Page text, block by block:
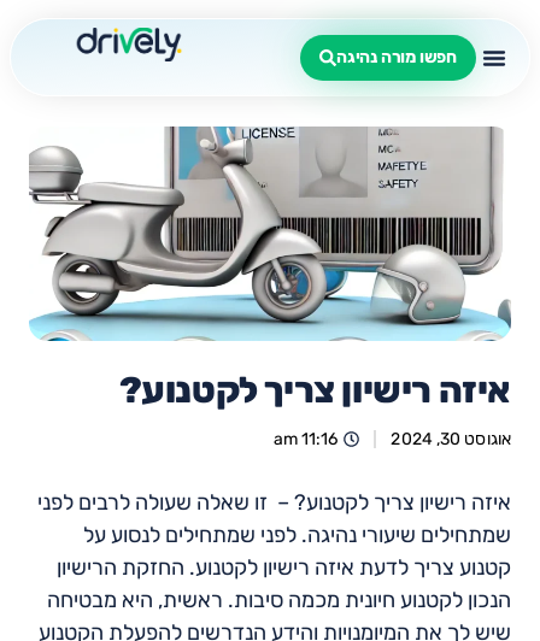
חפשו מורה נהיגה
איזה רישיון צריך לקטנוע?
אוגוסט 30, 2024 11:16 am
איזה רישיון צריך לקטנוע? – זו שאלה שעולה לרבים לפני
שמתחילים שיעורי נהיגה. לפני שמתחילים לנסוע על
קטנוע צריך לדעת איזה רישיון לקטנוע. החזקת הרישיון
הנכון לקטנוע חיונית מכמה סיבות. ראשית, היא מבטיחה
שיש לך את המיומנויות והידע הנדרשים להפעלת הקטנוע